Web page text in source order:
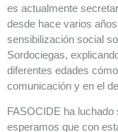
es actualmente
desde hace varios
sensibilización social
Sordociegas,
diferentes edades
comunicación y en el
FASOCIDE ha
esperamos que con